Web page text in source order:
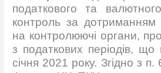
податкового та
контроль за дотриманням
на контролюючі органи,
з податкових періодів,
січня 2021 року. Згідно з